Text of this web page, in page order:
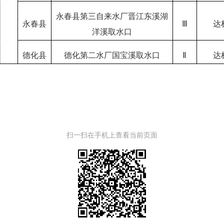
永春县
永春县第三自来水厂晋江东溪湖
洋溪取水口
达
德化县 德化第二水厂国宝溪取水口 达
扫一扫在手机上查看当前页面